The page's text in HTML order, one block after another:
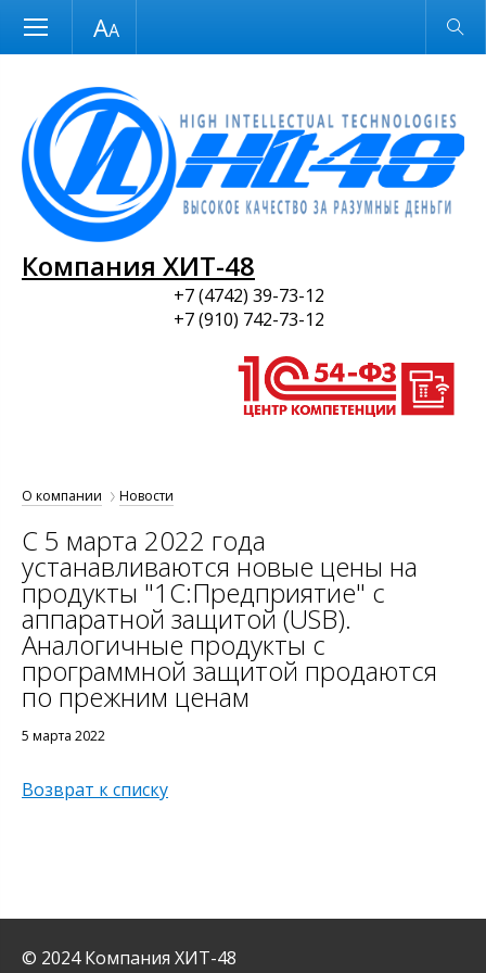
Размер шрифта Обычная версия
Компания ХИТ-48
+7 (4742) 39-73-12
+7 (910) 742-73-12
О компании Новости
С 5 марта 2022 года
устанавливаются новые цены на
продукты "1С:Предприятие" с
аппаратной защитой (USB).
Аналогичные продукты с
программной защитой продаются
по прежним ценам
5 марта 2022
Возврат к списку
© 2024 Компания ХИТ-48